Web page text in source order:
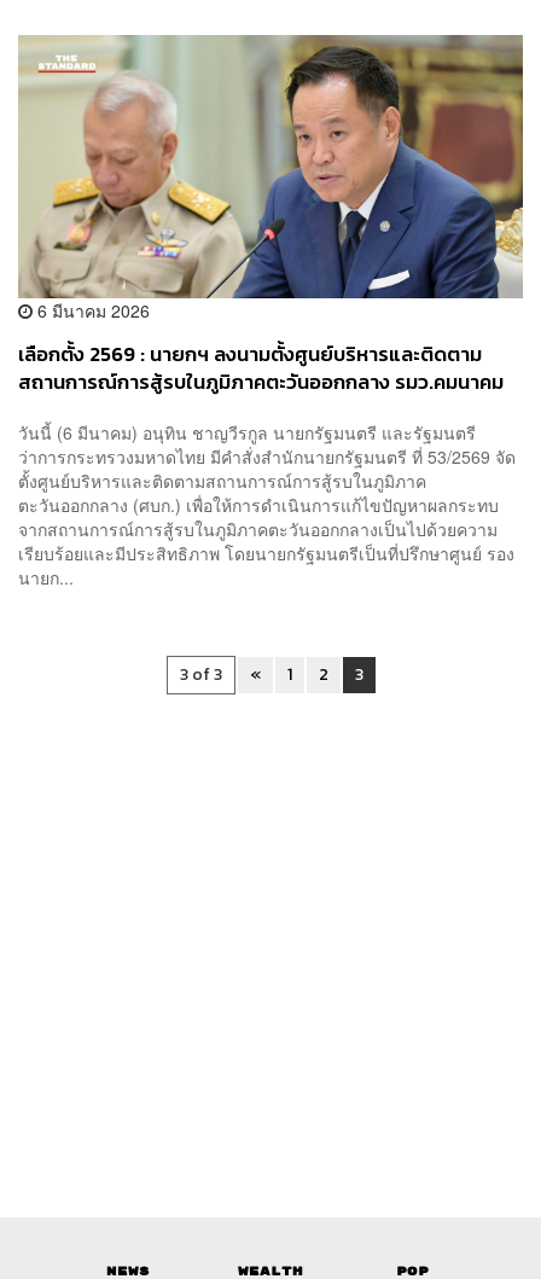
6 มีนาคม 2026
เลือกตั้ง 2569 : นายกฯ ลงนามตั้งศูนย์บริหารและติดตาม
สถานการณ์การสู้รบในภูมิภาคตะวันออกกลาง รมว.คมนาคม
วันนี้ (6 มีนาคม) อนุทิน ชาญวีรกูล นายกรัฐมนตรี และรัฐมนตรี
ว่าการกระทรวงมหาดไทย มีคำสั่งสำนักนายกรัฐมนตรี ที่ 53/2569 จัด
ตั้งศูนย์บริหารและติดตามสถานการณ์การสู้รบในภูมิภาค
ตะวันออกกลาง (ศบก.) เพื่อให้การดำเนินการแก้ไขปัญหาผลกระทบ
จากสถานการณ์การสู้รบในภูมิภาคตะวันออกกลางเป็นไปด้วยความ
เรียบร้อยและมีประสิทธิภาพ โดยนายกรัฐมนตรีเป็นที่ปรึกษาศูนย์ รอง
นายก...
3 of 3 « 1 2 3
News Wealth Pop